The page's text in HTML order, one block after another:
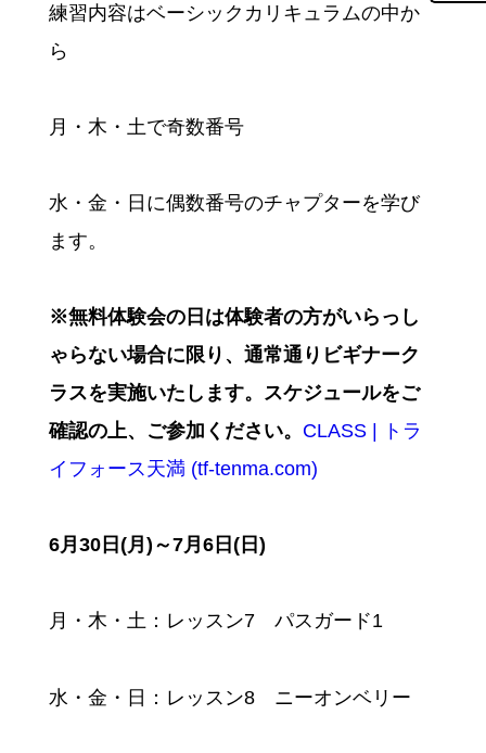
練習内容はベーシックカリキュラムの中か
ら
月・木・土で奇数番号
水・金・日に偶数番号のチャプターを学び
ます。
※無料体験会の日は体験者の方がいらっし
ゃらない場合に限り、通常通りビギナーク
ラスを実施いたします。スケジュールをご
確認の上、ご参加ください。 CLASS | トラ
イフォース天満 (tf-tenma.com)
6月30日(月)～7月6日(日)
月・木・土：レッスン7 パスガード1
水・金・日：レッスン8 ニーオンベリー